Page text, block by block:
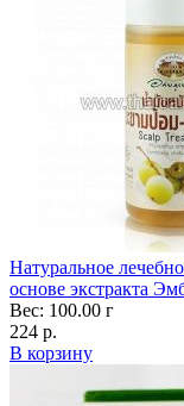
Натуральное
основе экстракта
Вес: 100.00 г
224 р.
В корзину